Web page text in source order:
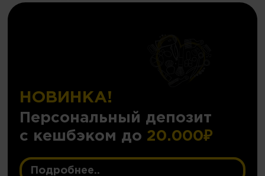
НОВИНКА!
Персональный депозит
с кешбэком до 20.000₽
Подробнее..